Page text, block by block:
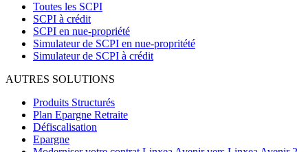
Toutes les SCPI
SCPI à crédit
SCPI en nue-propriété
Simulateur de SCPI en nue-propritété
Simulateur de SCPI à crédit
AUTRES SOLUTIONS
Produits Structurés
Plan Epargne Retraite
Défiscalisation
Epargne